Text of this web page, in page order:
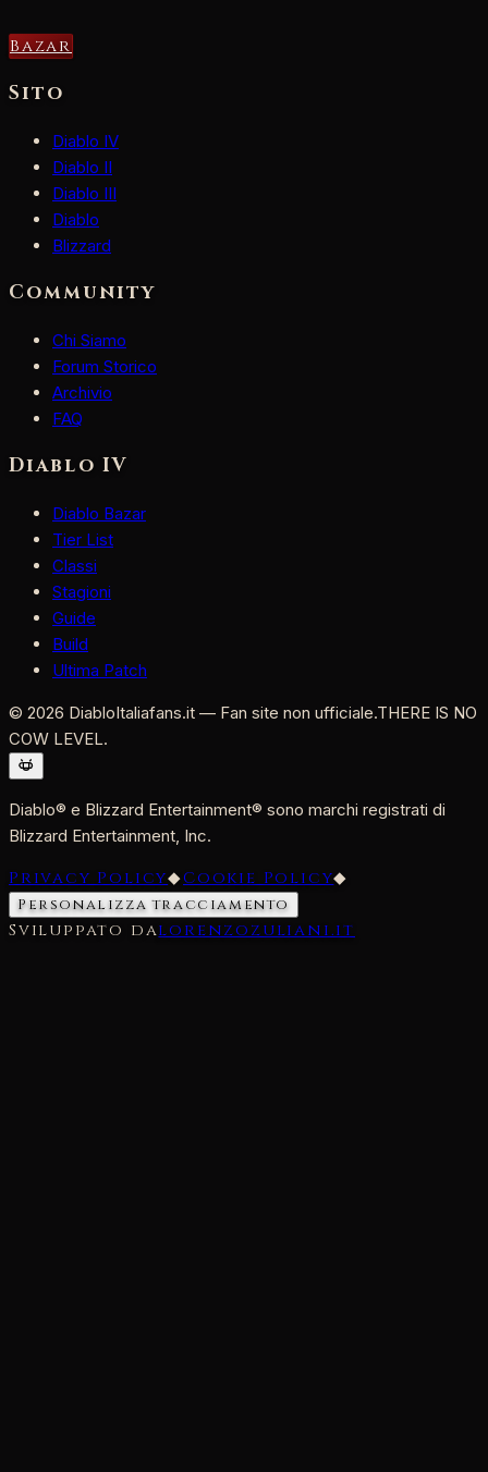
Bazar
Sito
Diablo IV
Diablo II
Diablo III
Diablo
Blizzard
Community
Chi Siamo
Forum Storico
Archivio
FAQ
Diablo IV
Diablo Bazar
Tier List
Classi
Stagioni
Guide
Build
Ultima Patch
© 2026 DiabloItaliafans.it — Fan site non ufficiale.THERE IS NO
COW LEVEL.
Diablo® e Blizzard Entertainment® sono marchi registrati di
Blizzard Entertainment, Inc.
Privacy Policy◆Cookie Policy◆
Personalizza tracciamento
Sviluppato dalorenzozuliani.it